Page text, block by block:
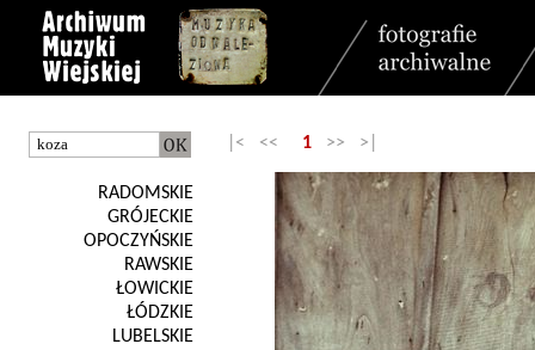
RADOMSKIE
GRÓJECKIE
OPOCZYŃSKIE
RAWSKIE
ŁOWICKIE
ŁÓDZKIE
LUBELSKIE
|< << 1 >> >|